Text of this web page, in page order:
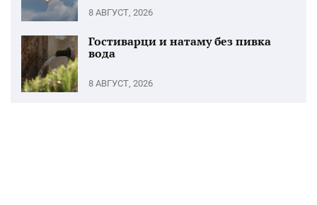
8 АВГУСТ, 2026
Гостиварци и натаму без пивка
вода
8 АВГУСТ, 2026